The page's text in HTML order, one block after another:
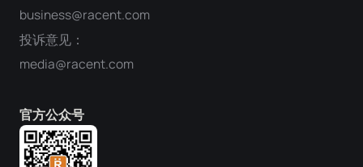
business@racent.com
投诉意见：
media@racent.com
官方公众号